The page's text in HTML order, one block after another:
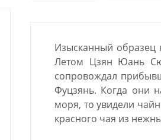
Изысканный
Летом Цзян Юань
сопровождал
Фуцзянь. Когда они
моря, то увидели
красного чая из